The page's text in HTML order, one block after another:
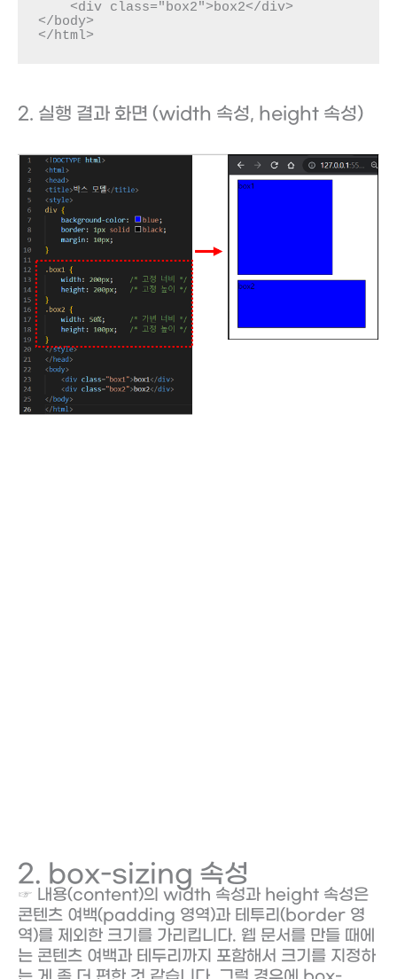
</body>
</html>
2. 실행 결과 화면 (width 속성, height 속성)
2. box-sizing 속성
☞ 내용(content)의 width 속성과 height 속성은
콘텐츠 여백(padding 영역)과 테투리(border 영
역)를 제외한 크기를 가리킵니다. 웹 문서를 만들 때에
는 콘텐츠 여백과 테두리까지 포함해서 크기를 지정하